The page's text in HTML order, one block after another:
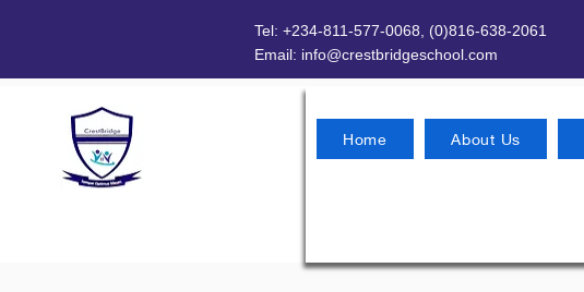
Tel: +234-811-577-0068, (0)816-638-2061
Email: info@crestbridgeschool.com
Home About Us